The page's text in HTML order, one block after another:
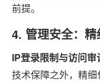
前提。
4. 管理安全：
IP登录限制与访问审
技术保障之外，精